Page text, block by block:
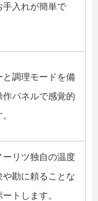
入れが簡単で
調理モードを備
パネルで感覚的
リツ独自の温度
勘に頼ることな
トします。